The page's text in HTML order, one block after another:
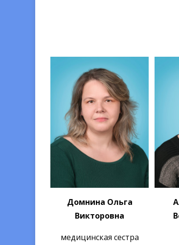
Домнина Ольга
Викторовна
медицинская сестра